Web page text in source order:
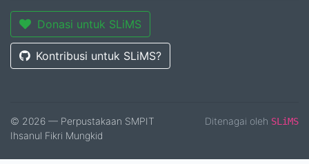
Donasi untuk SLiMS
Kontribusi untuk SLiMS?
© 2026 — Perpustakaan SMPIT
Ihsanul Fikri Mungkid
Ditenagai oleh SLiMS